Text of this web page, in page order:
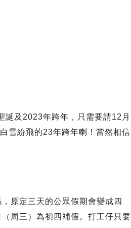
誕及2023年跨年，只需要請12月
雪紛飛的23年跨年喇！當然相信
原定三天的公眾假期會變成四
周三）為初四補假。打工仔只要